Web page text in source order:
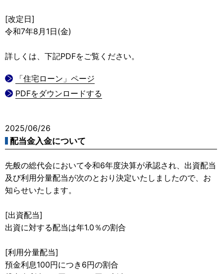
[改定日]
令和7年8月1日(金)
詳しくは、下記PDFをご覧ください。
「住宅ローン」ページ
PDFをダウンロードする
2025/06/26
配当金入金について
先般の総代会において令和6年度決算が承認され、出資配当
及び利用分量配当が次のとおり決定いたしましたので、お
知らせいたします。
[出資配当]
出資に対する配当は年1.0％の割合
[利用分量配当]
預金利息100円につき6円の割合